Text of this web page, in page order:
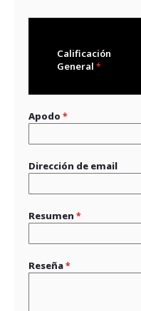
Calificación
General
Apodo
Dirección de email
Resumen
Reseña